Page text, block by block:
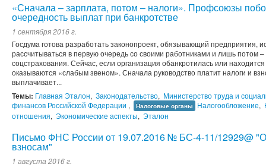
«Сначала – зарплата, потом – налоги». Профсоюзы
очередность выплат при банкротстве
1 сентября 2016 г.
Госдума готова разработать законопроект, обязывающий
рассчитываться в первую очередь со своими работниками и лишь потом
соцстрахования. Сейчас, если организация обанкротилась или
оказываются «слабым звеном». Сначала руководство платит налоги и
выплачивает...
Темы: Главная Эталон, Законодательство, Министерство труда и
финансов Российской Федерации , Налоговые органы Налогообложение,
отношения, Экономические аспекты, Эталон
Письмо ФНС России от 19.07.2016 № БС-4-11/12929@
взносам"
1 августа 2016 г.